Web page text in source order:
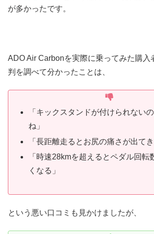
が多かったです。
ADO Air Carbonを実際に乗ってみた購入
判を調べて分かったことは、
「キックスタンドが付けられない
ね」
「長距離走るとお尻の痛さが出てき
「時速28kmを超えるとペダル回転
くなる」
という悪い口コミも見かけましたが、